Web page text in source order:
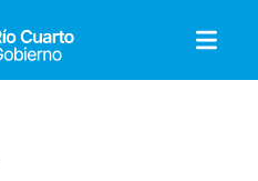
Gobierno de Río